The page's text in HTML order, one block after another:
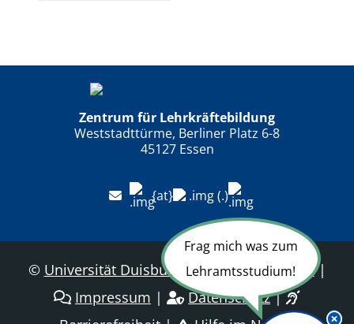
Zentrum für Lehrkräftebildung
Weststadttürme, Berliner Platz 6-8
45127 Essen
{at} (.)
© Universität Duisburg-Essen| Sitemap|
Impressum | Datenschutz|
Frag mich was zum
Lehramtsstudium!